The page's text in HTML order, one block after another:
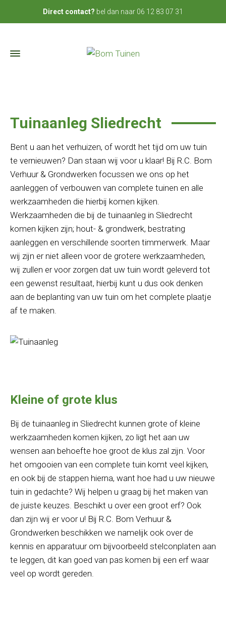
Direct contact? bel dan naar 06 12 83 07 31
Tuinaanleg Sliedrecht
Bent u aan het verhuizen, of wordt het tijd om uw tuin
te vernieuwen? Dan staan wij voor u klaar! Bij R.C. Bom
Verhuur & Grondwerken focussen we ons op het
aanleggen of verbouwen van complete tuinen en alle
werkzaamheden die hierbij komen kijken.
Werkzaamheden die bij de tuinaanleg in Sliedrecht
komen kijken zijn; hout- & grondwerk, bestrating
aanleggen en verschillende soorten timmerwerk. Maar
wij zijn er niet alleen voor de grotere werkzaamheden,
wij zullen er voor zorgen dat uw tuin wordt geleverd tot
een gewenst resultaat, hierbij kunt u dus ook denken
aan de beplanting van uw tuin om het complete plaatje
af te maken.
Kleine of grote klus
Bij de tuinaanleg in Sliedrecht kunnen grote of kleine
werkzaamheden komen kijken, zo ligt het aan uw
wensen aan behoefte hoe groot de klus zal zijn. Voor
het omgooien van een complete tuin komt veel kijken,
en ook bij de stappen hierna, want hoe had u uw nieuwe
tuin in gedachte? Wij helpen u graag bij het maken van
de juiste keuzes. Beschikt u over een groot erf? Ook
dan zijn wij er voor u! Bij R.C. Bom Verhuur &
Grondwerken beschikken we namelijk ook over de
kennis en apparatuur om bijvoorbeeld stelconplaten aan
te leggen, dit kan goed van pas komen bij een erf waar
veel op wordt gereden.